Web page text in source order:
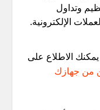
وتداول
الإلكترونية.
الاطلاع على
من جهازك